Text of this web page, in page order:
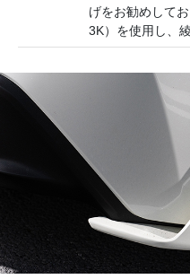
げをお勧めして
3K）を使用し、